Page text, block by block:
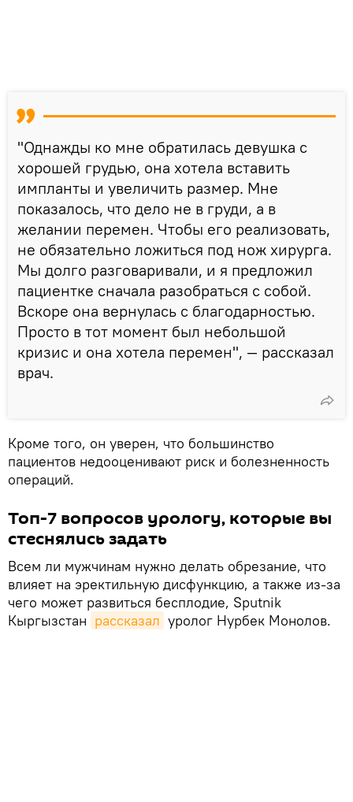
"Однажды ко мне обратилась девушка с
хорошей грудью, она хотела вставить
импланты и увеличить размер. Мне
показалось, что дело не в груди, а в
желании перемен. Чтобы его реализовать,
не обязательно ложиться под нож хирурга.
Мы долго разговаривали, и я предложил
пациентке сначала разобраться с собой.
Вскоре она вернулась с благодарностью.
Просто в тот момент был небольшой
кризис и она хотела перемен", — рассказал
врач.
Кроме того, он уверен, что большинство
пациентов недооценивают риск и болезненность
операций.
Топ-7 вопросов урологу, которые вы
стеснялись задать
Всем ли мужчинам нужно делать обрезание, что
влияет на эректильную дисфункцию, а также из-за
чего может развиться бесплодие, Sputnik
Кыргызстан рассказал уролог Нурбек Монолов.